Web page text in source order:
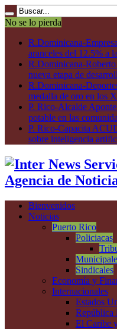
No se lo pierda
R.Dominicana-
aranceles del 12.5% a
R.Dominicana-
nueva etapa de
R.Dominicana-
medalla de oro en los
P. Rico-Alcalde Aponte
potable en las
P. Rico-Capacita
sobre inteligencia
Agencia de
Bienvenidos
Noticias
Puerto Rico
Policiacas
Sindicales
Economía y
Internacionales
Estados
República
El Caribe